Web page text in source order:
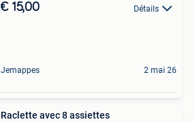
€ 15,00 Détails
Jemappes 2 mai 26
Raclette avec 8 assiettes